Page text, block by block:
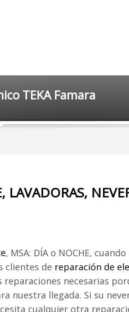
TEKA Famara
LAVADORAS,
, MSA: DÍA o NOCHE,
clientes de reparación de
necesarias
nuestra llegada. Si su
cualquier otra